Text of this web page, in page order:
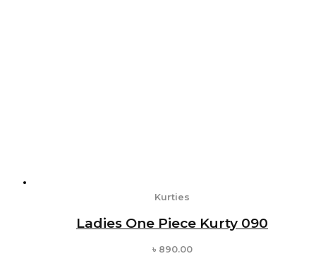
Kurties
Ladies One Piece Kurty 090
৳ 890.00